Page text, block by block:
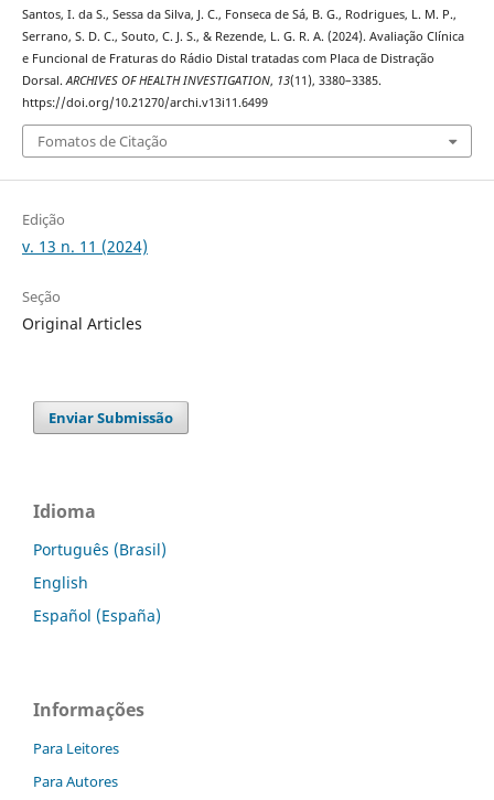
Santos, I. da S., Sessa da Silva, J. C., Fonseca de Sá, B. G., Rodrigues, L. M. P.,
Serrano, S. D. C., Souto, C. J. S., & Rezende, L. G. R. A. (2024). Avaliação Clínica
e Funcional de Fraturas do Rádio Distal tratadas com Placa de Distração
Dorsal. ARCHIVES OF HEALTH INVESTIGATION, 13(11), 3380–3385.
https://doi.org/10.21270/archi.v13i11.6499
Fomatos de Citação
Edição
v. 13 n. 11 (2024)
Seção
Original Articles
Enviar Submissão
Idioma
Português (Brasil)
English
Español (España)
Informações
Para Leitores
Para Autores